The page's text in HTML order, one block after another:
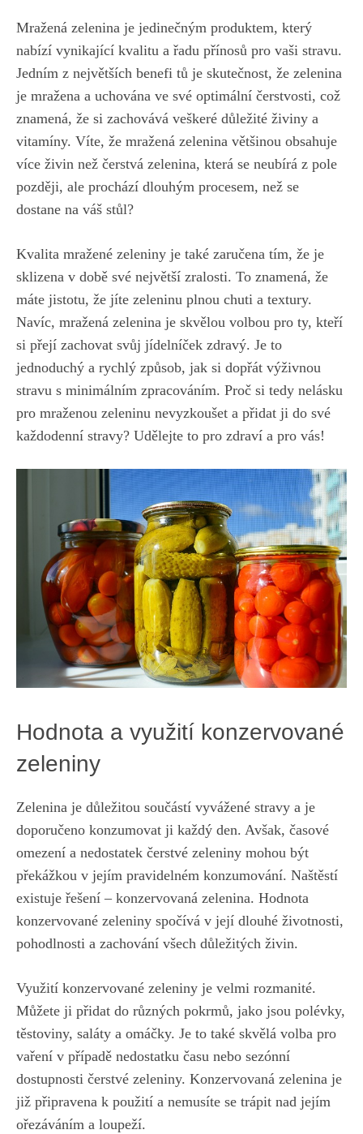
Mražená zelenina je jedinečným produktem, který
nabízí‍ vynikající kvalitu a řadu přínosů pro vaši ⁣stravu.
Jedním z ⁢největších benefi tů je skutečnost, že‍ zelenina​
je mražena⁣ a uchována ve své optimální čerstvosti, což
znamená, že si zachovává veškeré důležité​ živiny a ​
vitamíny. Víte, že‌ mražená zelenina většinou obsahuje
více ‌živin než ⁤čerstvá⁣ zelenina,⁤ která ⁢se neubírá z pole⁤
později, ale prochází dlouhým‌ procesem, než ⁢se
dostane​ na váš‍ stůl?
Kvalita ⁤mražené zeleniny je ‍také ⁣zaručena tím, že⁣ je
sklizena v době své největší ⁤zralosti. ‍To znamená,‌ že
máte jistotu, že jíte zeleninu⁤ plnou ⁢chuti⁤ a textury.
Navíc, ⁢mražená zelenina je skvělou volbou pro ty, kteří
⁤si ⁣přejí zachovat ⁤svůj jídelníček zdravý. Je to
jednoduchý a ‌rychlý ⁢způsob, jak⁣ si dopřát výživnou‍
stravu s⁢ minimálním ‌zpracováním.‌ Proč si tedy nelásku
pro‍ mraženou‍ zeleninu nevyzkoušet a přidat ji do své
každodenní⁤ stravy?⁤ Udělejte to pro‍ zdraví ⁣a ‍pro vás!
Hodnota a‍ využití konzervované
zeleniny
Zelenina je‌ důležitou⁢ součástí ‌vyvážené‍ stravy‍ a je
‌doporučeno⁤ konzumovat ji každý den. ​Avšak, časové
omezení a nedostatek‌ čerstvé zeleniny mohou být
překážkou v jejím pravidelném konzumování. Naštěstí
existuje řešení – konzervovaná zelenina. Hodnota
konzervované zeleniny‌ spočívá v ⁤její ⁤dlouhé životnosti,
pohodlnosti a zachování všech důležitých živin.
Využití ⁤konzervované zeleniny je ‌velmi rozmanité.
Můžete ji přidat do různých pokrmů, jako ​jsou polévky,
těstoviny, saláty ​a ⁤omáčky. Je to také skvělá volba pro
vaření v případě nedostatku času nebo sezónní
dostupnosti⁤ čerstvé zeleniny. Konzervovaná zelenina je‍
již⁣ připravena k ⁣použití a nemusíte se trápit nad jejím
ořezáváním a loupeží.